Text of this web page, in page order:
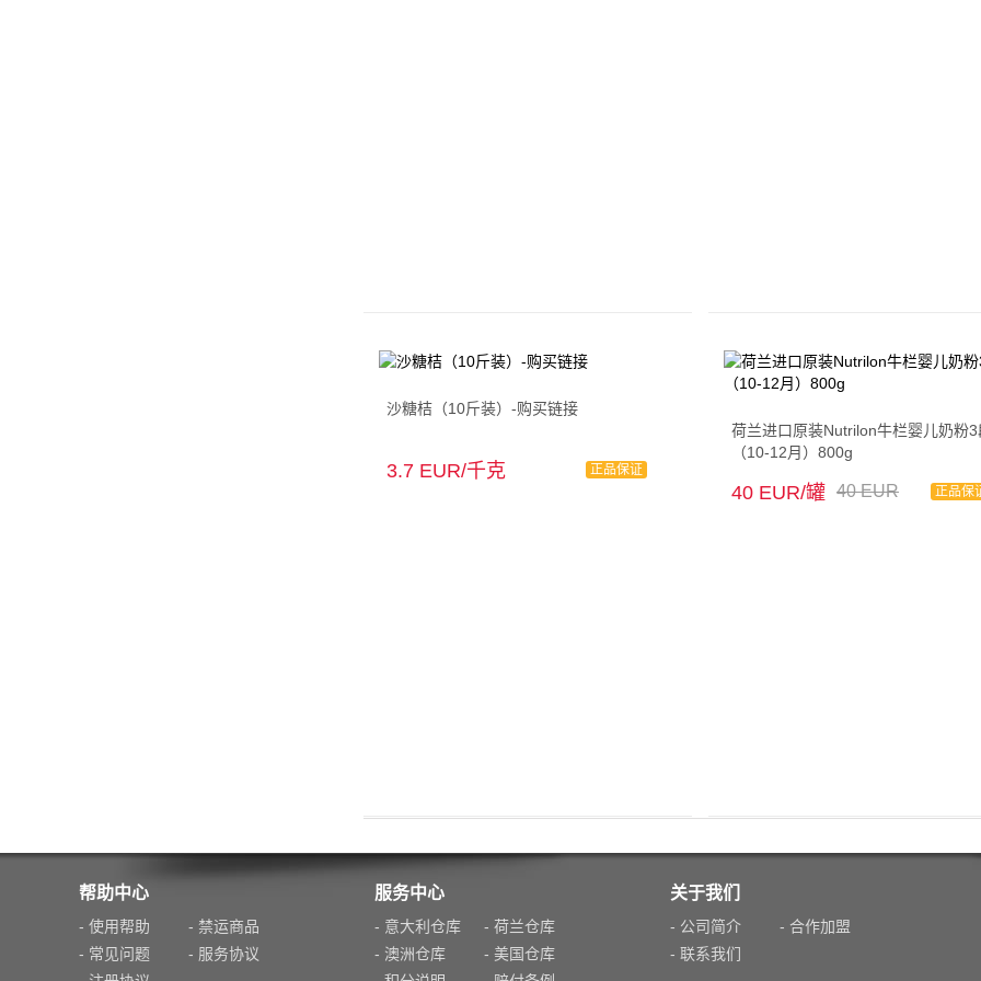
沙糖桔（10斤装）-购买链接
3.7 EUR/千克 正品保证
荷兰进口原装Nutrilon牛栏婴儿奶粉3
（10-12月）800g
40 EUR/罐 40 EUR 正品保
帮助中心
- 使用帮助
- 禁运商品
- 常见问题
- 服务协议
服务中心
- 意大利仓库
- 荷兰仓库
- 澳洲仓库
- 美国仓库
关于我们
- 公司简介
- 合作加盟
- 联系我们